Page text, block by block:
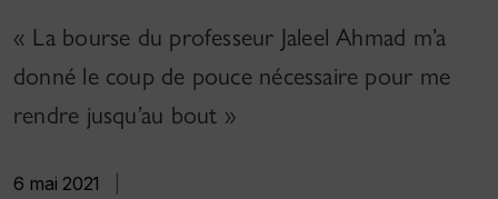
« La bourse du professeur Jaleel Ahmad m’a
donné le coup de pouce nécessaire pour me
rendre jusqu’au bout »
6 mai 2021